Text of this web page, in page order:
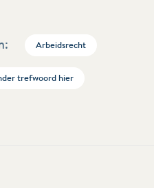
Arbeidsrecht
trefwoord hier